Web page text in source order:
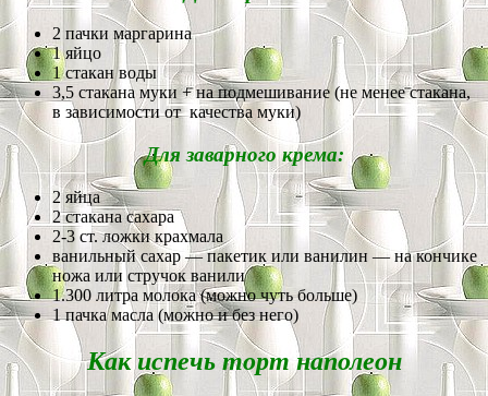
2 пачки маргарина
1 яйцо
1 стакан воды
3,5 стакана муки + на подмешивание (не менее стакана,
в зависимости от качества муки)
Для заварного крема:
2 яйца
2 стакана сахара
2-3 ст. ложки крахмала
ванильный сахар — пакетик или ванилин — на кончике
ножа или стручок ванили
1.300 литра молока (можно чуть больше)
1 пачка масла (можно и без него)
Как испечь торт наполеон